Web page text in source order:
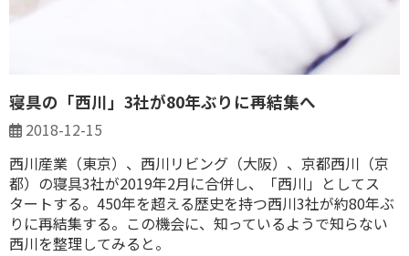
寝具の「西川」3社が80年ぶりに再結集へ
2018-12-15
西川産業（東京）、西川リビング（大阪）、京都西川（京
都）の寝具3社が2019年2月に合併し、「西川」としてス
タートする。450年を超える歴史を持つ西川3社が約80年ぶ
りに再結集する。この機会に、知っているようで知らない
西川を整理してみると。